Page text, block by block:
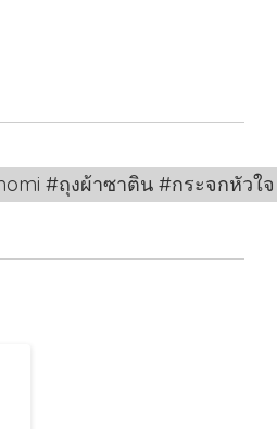
#ถุงผ้าซาติน #กระจกหัว